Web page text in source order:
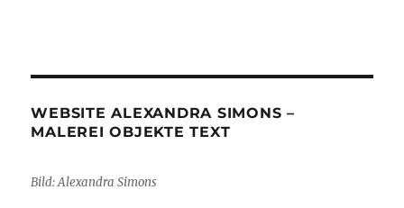
WEBSITE ALEXANDRA SIMONS –
MALEREI OBJEKTE TEXT
Bild: Alexandra Simons